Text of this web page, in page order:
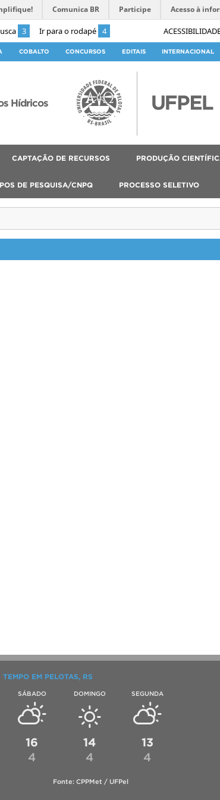
3 Ir para o rodapé 4
Comunica BR Participe Acesso à
COBALTO CONCURSOS EDITAIS INTERNACIONAL
Hídricos
CAPTAÇÃO DE RECURSOS PRODUÇÃO
DE PESQUISA/CNPQ PROCESSO SELETIVO
TEMPO EM PELOTAS, RS
SÁBADO
16
4
DOMINGO
14
4
SEGUNDA
13
4
Fonte: CPPMet / UFPel